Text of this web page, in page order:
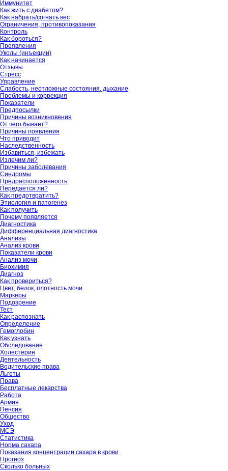
Иммунитет
Как жить с диабетом?
Как набрать/согнать вес
Ограничения, противопоказания
Контроль
Как бороться?
Проявления
Уколы (инъекции)
Как начинается
Отзывы
Стресс
Управление
Слабость, неотложные состояния, дыхание
Проблемы и коррекция
Показатели
Предпосылки
Причины возникновения
От чего бывает?
Причины появления
Что приводит
Наследственность
Избавиться, избежать
Излечим ли?
Причины заболевания
Синдромы
Предрасположенность
Передается ли?
Как предотвратить?
Этиология и патогенез
Как получить
Почему появляется
Диагностика
Дифференциальная диагностика
Анализы
Анализ крови
Показатели крови
Анализ мочи
Биохимия
Диагноз
Как провериться?
Цвет, белок, плотность мочи
Маркеры
Подозрение
Тест
Как распознать
Определение
Гемоглобин
Как узнать
Обследование
Холестерин
Деятельность
Водительские права
Льготы
Права
Бесплатные лекарства
Работа
Армия
Пенсия
Общество
Уход
МСЭ
Статистика
Норма сахара
Показания концентрации сахара в крови
Прогноз
Сколько больных